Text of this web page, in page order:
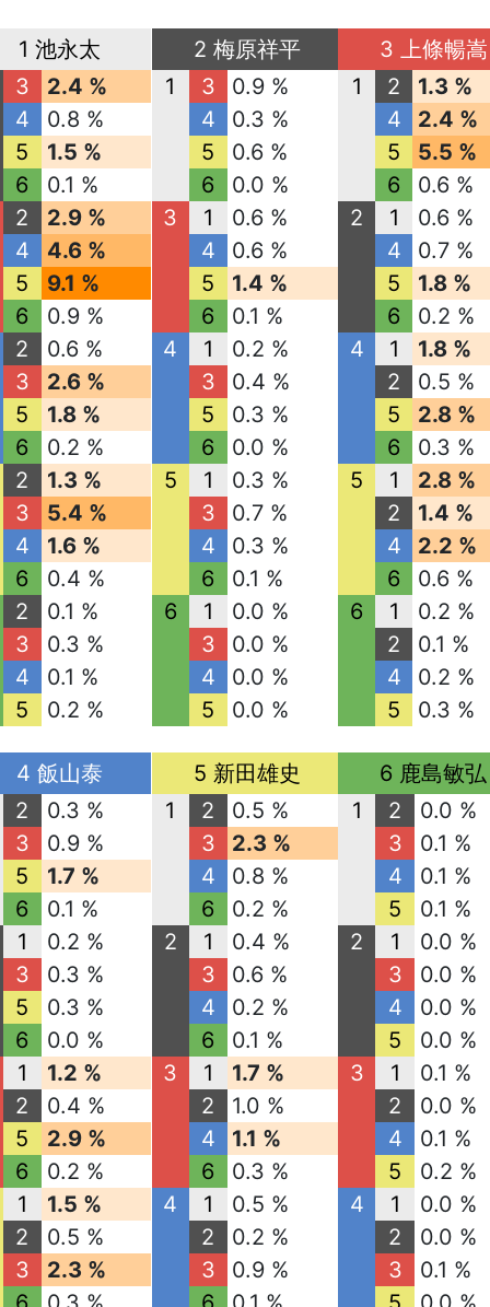
1 池永太
3
2.4 %
4
0.8 %
5
1.5 %
6
0.1 %
2
2.9 %
4
4.6 %
5
9.1 %
6
0.9 %
2
0.6 %
3
2.6 %
5
1.8 %
6
0.2 %
2
1.3 %
3
5.4 %
4
1.6 %
6
0.4 %
2
0.1 %
3
0.3 %
4
0.1 %
5
0.2 %
2 梅原祥平
1
3
0.9 %
4
0.3 %
5
0.6 %
6
0.0 %
3
1
0.6 %
4
0.6 %
5
1.4 %
6
0.1 %
4
1
0.2 %
3
0.4 %
5
0.3 %
6
0.0 %
5
1
0.3 %
3
0.7 %
4
0.3 %
6
0.1 %
6
1
0.0 %
3
0.0 %
4
0.0 %
5
0.0 %
3 上條暢嵩
1
2
1.3 %
4
2.4 %
5
5.5 %
6
0.6 %
2
1
0.6 %
4
0.7 %
5
1.8 %
6
0.2 %
4
1
1.8 %
2
0.5 %
5
2.8 %
6
0.3 %
5
1
2.8 %
2
1.4 %
4
2.2 %
6
0.6 %
6
1
0.2 %
2
0.1 %
4
0.2 %
5
0.3 %
4 飯山泰
2
0.3 %
3
0.9 %
5
1.7 %
6
0.1 %
1
0.2 %
3
0.3 %
5
0.3 %
6
0.0 %
1
1.2 %
2
0.4 %
5
2.9 %
6
0.2 %
1
1.5 %
2
0.5 %
3
2.3 %
5 新田雄史
1
2
0.5 %
3
2.3 %
4
0.8 %
6
0.2 %
2
1
0.4 %
3
0.6 %
4
0.2 %
6
0.1 %
3
1
1.7 %
2
1.0 %
4
1.1 %
6
0.3 %
4
1
0.5 %
2
0.2 %
3
0.9 %
6 鹿島敏弘
1
2
0.0 %
3
0.1 %
4
0.1 %
5
0.1 %
2
1
0.0 %
3
0.0 %
4
0.0 %
5
0.0 %
3
1
0.1 %
2
0.0 %
4
0.1 %
5
0.2 %
4
1
0.0 %
2
0.0 %
3
0.1 %